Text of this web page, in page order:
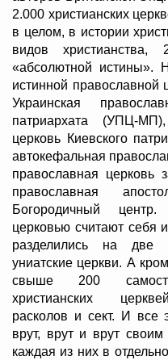
2.000 христианских
в целом, в истории
видов христианства,
«абсолютной истины».
истинной православной
Украинская
патриархата (УПЦ-
церковь Киевского
автокефальная
православная церковь
православная
Богородичный центр.
церковью считают себя
разделились на две
униатские церкви. А
свыше 200
христианских
расколов и сект. И все
врут, врут и врут
каждая из них в